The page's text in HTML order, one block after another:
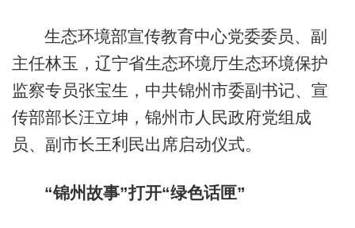
生态环境部宣传教育中心党委委员、副
主任林玉，辽宁省生态环境厅生态环境保护
监察专员张宝生，中共锦州市委副书记、宣
传部部长汪立坤，锦州市人民政府党组成
员、副市长王利民出席启动仪式。
“锦州故事”打开“绿色话匣”